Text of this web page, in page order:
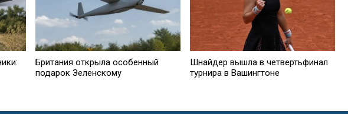
Британия открыла особенный
подарок Зеленскому
Шнайдер вышла в четвертьфинал
турнира в Вашингтоне